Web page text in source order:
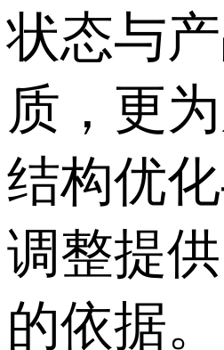
状态与
质，更
结构优
调整提
的依据。